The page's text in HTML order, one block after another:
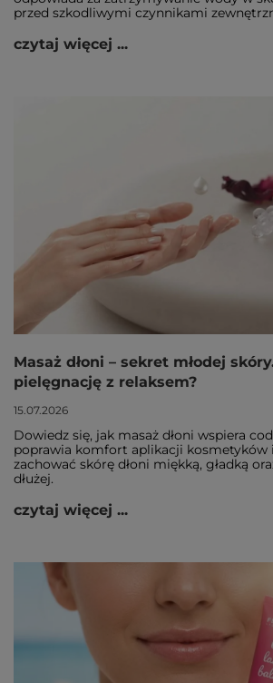
przed szkodliwymi czynnikami
czytaj więcej ...
Masaż dłoni – sekret młodej
pielęgnację z relaksem?
15.07.2026
Dowiedz się, jak masaż dłoni wspiera
poprawia komfort aplikacji kosmetyków
zachować skórę dłoni miękką, gładką
dłużej.
czytaj więcej ...